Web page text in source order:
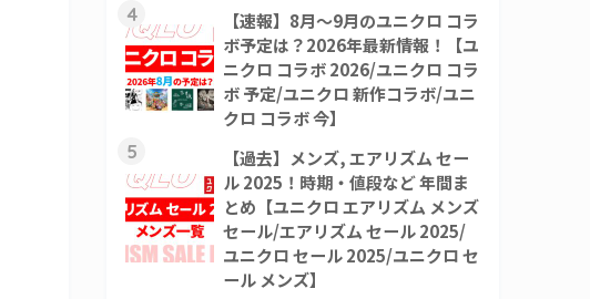
4
【速報】8月～9月のユニクロ コラ
ボ予定は？2026年最新情報！【ユ
ニクロ コラボ 2026/ユニクロ コラ
ボ 予定/ユニクロ 新作コラボ/ユニ
クロ コラボ 今】
5
【過去】メンズ, エアリズム セー
ル 2025！時期・値段など 年間ま
とめ【ユニクロ エアリズム メンズ
セール/エアリズム セール 2025/
ユニクロ セール 2025/ユニクロ セ
ール メンズ】